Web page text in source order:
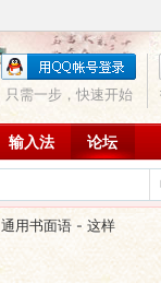
只需一步，快速开始
输入法 论坛
通用书面语 - 这样